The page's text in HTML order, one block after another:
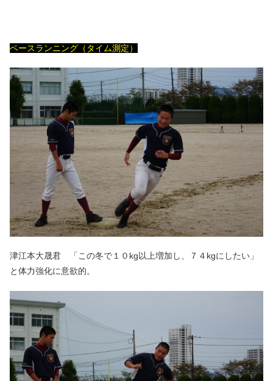
ベースランニング（タイム測定）
津江本大晟君 「この冬で１０kg以上増加し、７４kgにしたい」
と体力強化に意欲的。